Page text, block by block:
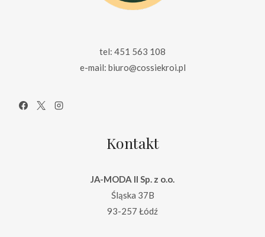
tel: 451 563 108
e-mail: biuro@cossiekroi.pl
Kontakt
JA-MODA II Sp. z o.o.
Śląska 37B
93-257 Łódź